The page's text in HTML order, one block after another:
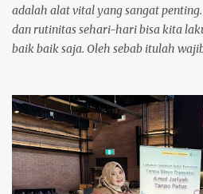
adalah alat vital yang sangat
dan rutinitas sehari-hari bisa kita
baik baik saja. Oleh sebab itulah
Salah satunya adalah saya.
saya kurang baik. Mata mengalami
dan sepet. Terlebih ketika sedang
dan lagi saya masih berpikiran ah
hilang sakitnya. Padahal itu adalah